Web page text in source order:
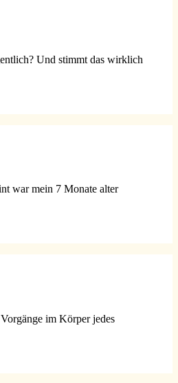
Und stimmt das wirklich
war mein 7 Monate alter
im Körper jedes